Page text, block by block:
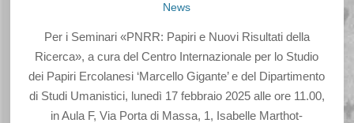
News
Per i Seminari «PNRR: Papiri e Nuovi Risultati della
Ricerca», a cura del Centro Internazionale per lo Studio
dei Papiri Ercolanesi ‘Marcello Gigante’ e del Dipartimento
di Studi Umanistici, lunedì 17 febbraio 2025 alle ore 11.00,
in Aula F, Via Porta di Massa, 1, Isabelle Marthot-